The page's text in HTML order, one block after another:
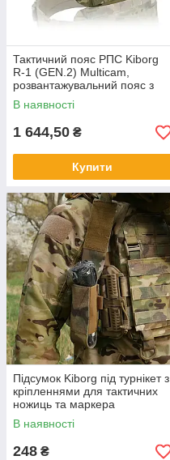
Тактичний пояс РПС Kiborg
R-1 (GEN.2) Multicam,
розвантажувальний пояс з
Cordura 1000D та системою
MOLLE
В наявності
1 644,50 ₴
Купити
Підсумок Kiborg під турнікет з
кріпленнями для тактичних
ножиць та маркера
Мультикам
В наявності
248 ₴